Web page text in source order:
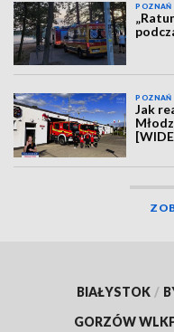
POZNAŃ
POZNAŃ
Jak
BIAŁYSTOK /
GORZÓW